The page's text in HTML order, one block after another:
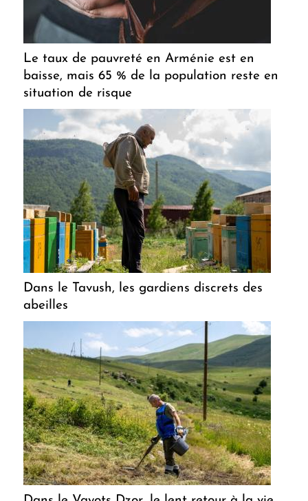
Le taux de pauvreté en Arménie est en
baisse, mais 65 % de la population reste en
situation de risque
Dans le Tavush, les gardiens discrets des
abeilles